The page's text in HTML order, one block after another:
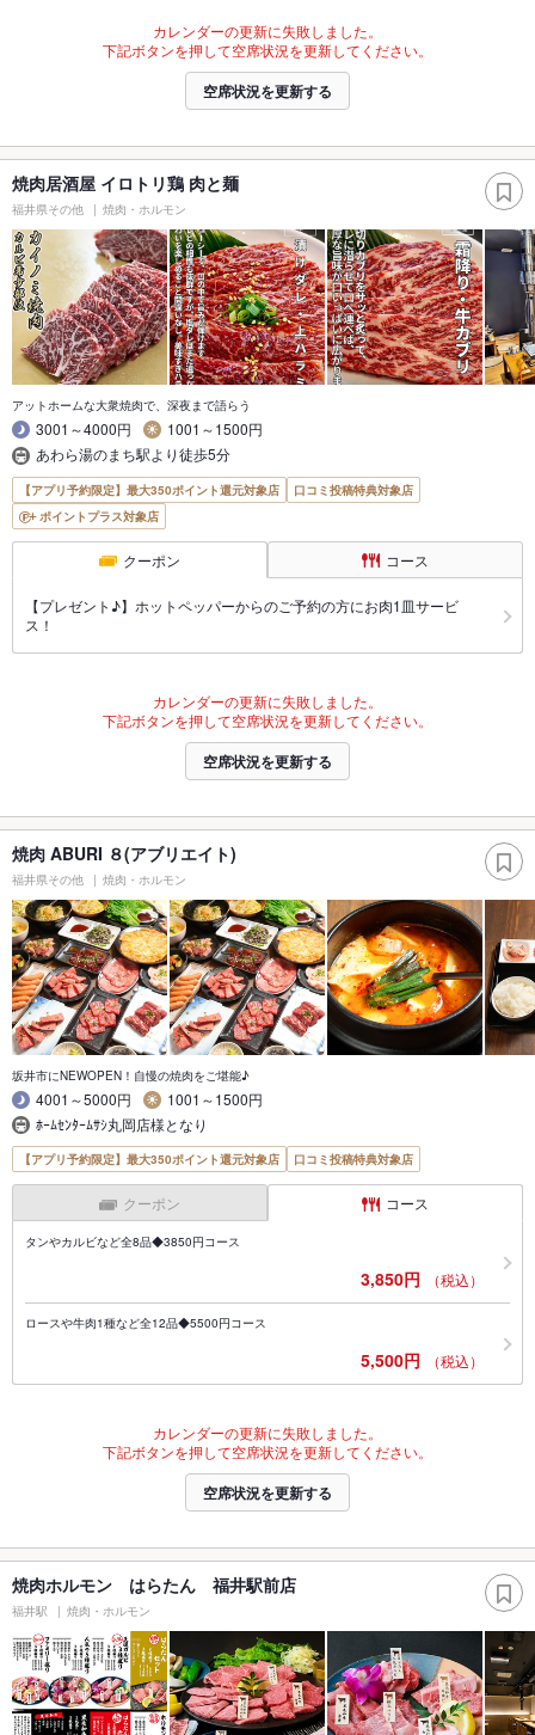
カレンダーの更新に失敗しました。
下記ボタンを押して空席状況を更新してください。
空席状況を更新する
焼肉居酒屋 イロトリ鶏 肉と麺
福井県その他 焼肉・ホルモン
アットホームな大衆焼肉で、深夜まで語らう
3001～4000円
1001～1500円
あわら湯のまち駅より徒歩5分
【アプリ予約限定】最大350ポイント還元対象店
口コミ投稿特典対象店
ポイントプラス対象店
クーポン コース
【プレゼント♪】ホットペッパーからのご予約の方にお肉1皿サービ
ス！
カレンダーの更新に失敗しました。
下記ボタンを押して空席状況を更新してください。
空席状況を更新する
焼肉 ABURI ８(アブリエイト)
福井県その他 焼肉・ホルモン
坂井市にNEWOPEN！自慢の焼肉をご堪能♪
4001～5000円
1001～1500円
ﾎｰﾑｾﾝﾀｰﾑｻｼ丸岡店様となり
【アプリ予約限定】最大350ポイント還元対象店 口コミ投稿特典対象店
クーポン コース
タンやカルビなど全8品◆3850円コース
3,850円 （税込）
ロースや牛肉1種など全12品◆5500円コース
5,500円 （税込）
カレンダーの更新に失敗しました。
下記ボタンを押して空席状況を更新してください。
空席状況を更新する
焼肉ホルモン はらたん 福井駅前店
福井駅 焼肉・ホルモン